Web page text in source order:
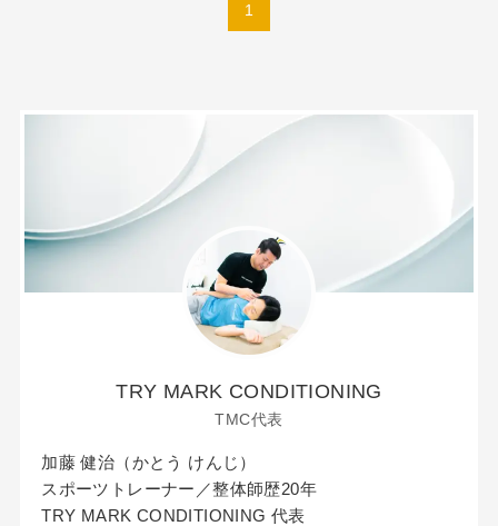
1
TRY MARK CONDITIONING
TMC代表
加藤 健治（かとう けんじ）
スポーツトレーナー／整体師歴20年
TRY MARK CONDITIONING 代表